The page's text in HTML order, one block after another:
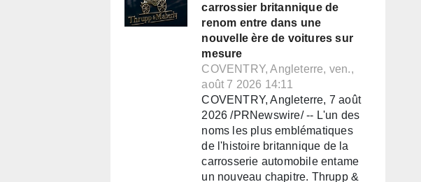
carrossier britannique de
renom entre dans une
nouvelle ère de voitures sur
mesure
COVENTRY, Angleterre, ven.,
août 7 2026 14:11
COVENTRY, Angleterre, 7 août
2026 /PRNewswire/ -- L'un des
noms les plus emblématiques
de l'histoire britannique de la
carrosserie automobile entame
un nouveau chapitre. Thrupp &